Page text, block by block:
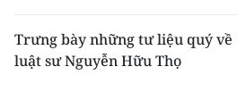
Trưng bày những tư liệu quý về
luật sư Nguyễn Hữu Thọ